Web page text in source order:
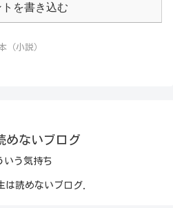
トを書き込む
（小説）
めないブログ
いう気持ち
読めないブログ.